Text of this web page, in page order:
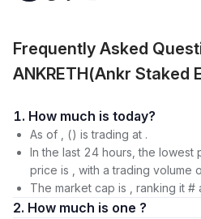
Frequently Asked
ANKRETH(Ankr Staked
1. How much is today?
As of , () is trading at .
In the last 24 hours, the lowest
price is , with a trading volume
The market cap is , ranking it
2. How much is one ?